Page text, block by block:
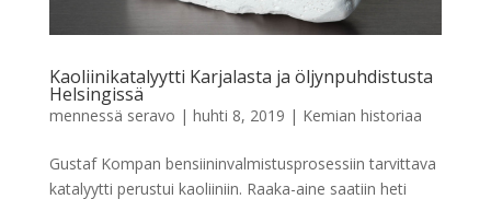
Kaoliinikatalyytti Karjalasta ja öljynpuhdistusta
Helsingissä
mennessä seravo | huhti 8, 2019 | Kemian historiaa
Gustaf Kompan bensiininvalmistusprosessiin tarvittava
katalyytti perustui kaoliiniin. Raaka-aine saatiin heti